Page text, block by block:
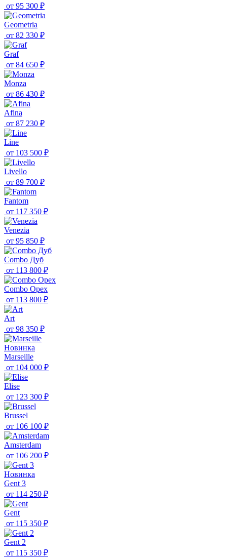
от 95 300 ₽
Geometria
от 82 330 ₽
Graf
от 84 650 ₽
Monza
от 86 430 ₽
Afina
от 87 230 ₽
Line
от 103 500 ₽
Livello
от 89 700 ₽
Fantom
от 117 350 ₽
Venezia
от 95 850 ₽
Combo Дуб
от 113 800 ₽
Combo Орех
от 113 800 ₽
Art
от 98 350 ₽
Новинка
Marseille
от 104 000 ₽
Elise
от 123 300 ₽
Brussel
от 106 100 ₽
Amsterdam
от 106 200 ₽
Новинка
Gent 3
от 114 250 ₽
Gent
от 115 350 ₽
Gent 2
от 115 350 ₽